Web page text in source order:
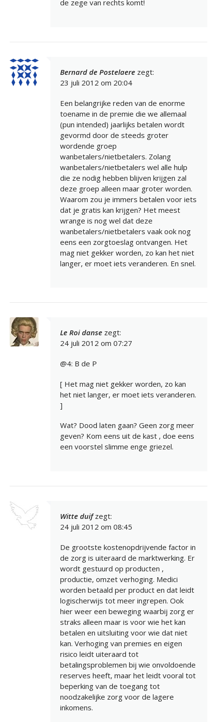
de zege van rechts komt!
Bernard de Postelaere zegt:
23 juli 2012 om 20:04
Een belangrijke reden van de enorme
toename in de premie die we allemaal
(pun intended) jaarlijks betalen wordt
gevormd door de steeds groter
wordende groep
wanbetalers/nietbetalers. Zolang
wanbetalers/nietbetalers wel alle hulp
die ze nodig hebben blijven krijgen zal
deze groep alleen maar groter worden.
Waarom zou je immers betalen voor iets
dat je gratis kan krijgen? Het meest
wrange is nog wel dat deze
wanbetalers/nietbetalers vaak ook nog
eens een zorgtoeslag ontvangen. Het
mag niet gekker worden, zo kan het niet
langer, er moet iets veranderen. En snel.
Le Roi danse zegt:
24 juli 2012 om 07:27
@4: B de P
[ Het mag niet gekker worden, zo kan
het niet langer, er moet iets veranderen.
]
Wat? Dood laten gaan? Geen zorg meer
geven? Kom eens uit de kast , doe eens
een voorstel slimme enge griezel.
Witte duif zegt:
24 juli 2012 om 08:45
De grootste kostenopdrijvende factor in
de zorg is uiteraard de marktwerking. Er
wordt gestuurd op producten ,
productie, omzet verhoging. Medici
worden betaald per product en dat leidt
logischerwijs tot meer ingrepen. Ook
hier weer een beweging waarbij zorg er
straks alleen maar is voor wie het kan
betalen en uitsluiting voor wie dat niet
kan. Verhoging van premies en eigen
risico leidt uiteraard tot
betalingsproblemen bij wie onvoldoende
reserves heeft, maar het leidt vooral tot
beperking van de toegang tot
noodzakelijke zorg voor de lagere
inkomens.